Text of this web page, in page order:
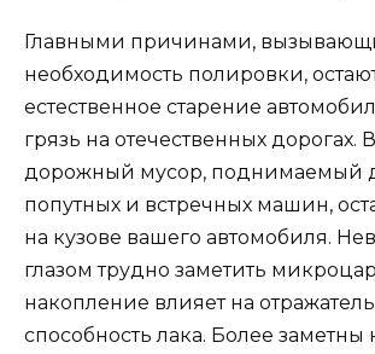
Главными причинами,
необходимость полировки,
естественное старение
грязь на отечественных дорогах.
дорожный мусор, поднимаемый
попутных и встречных машин,
на кузове вашего автомобиля.
глазом трудно заметить
накопление влияет на
способность лака. Более заметны